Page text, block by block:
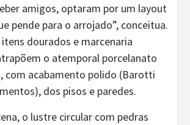
amigos, optaram por um layout
pende para o arrojado”, conceitua.
dourados e marcenaria
o atemporal porcelanato
com acabamento polido (Barotti
dos pisos e paredes.
o lustre circular com pedras